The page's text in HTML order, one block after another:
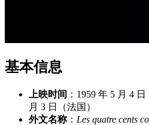
基本信息
上映时间 ：1959 年 5 月 4
月 3 日（法国）
外文名称： Les quatre cents